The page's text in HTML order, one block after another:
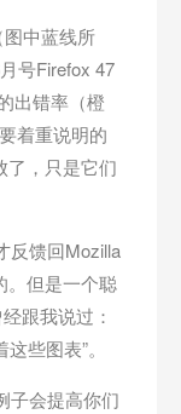
中蓝线所
号Firefox 47
出错率（橙
着重说明的
了，只是它们
馈回Mozilla
。但是一个聪
跟我说过：
些图表”。
会提高你们